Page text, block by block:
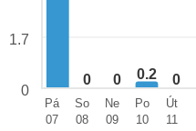
0 0 0.2 0
1.7
0
Pá
07
So
08
Ne
09
Po
10
Út
11